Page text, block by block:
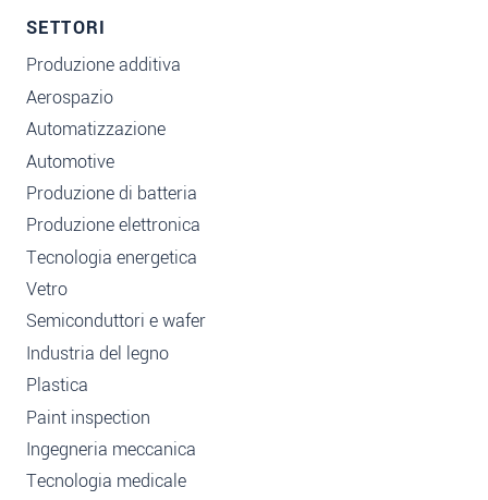
SETTORI
Produzione additiva
Aerospazio
Automatizzazione
Automotive
Produzione di batteria
Produzione elettronica
Tecnologia energetica
Vetro
Semiconduttori e wafer
Industria del legno
Plastica
Paint inspection
Ingegneria meccanica
Tecnologia medicale